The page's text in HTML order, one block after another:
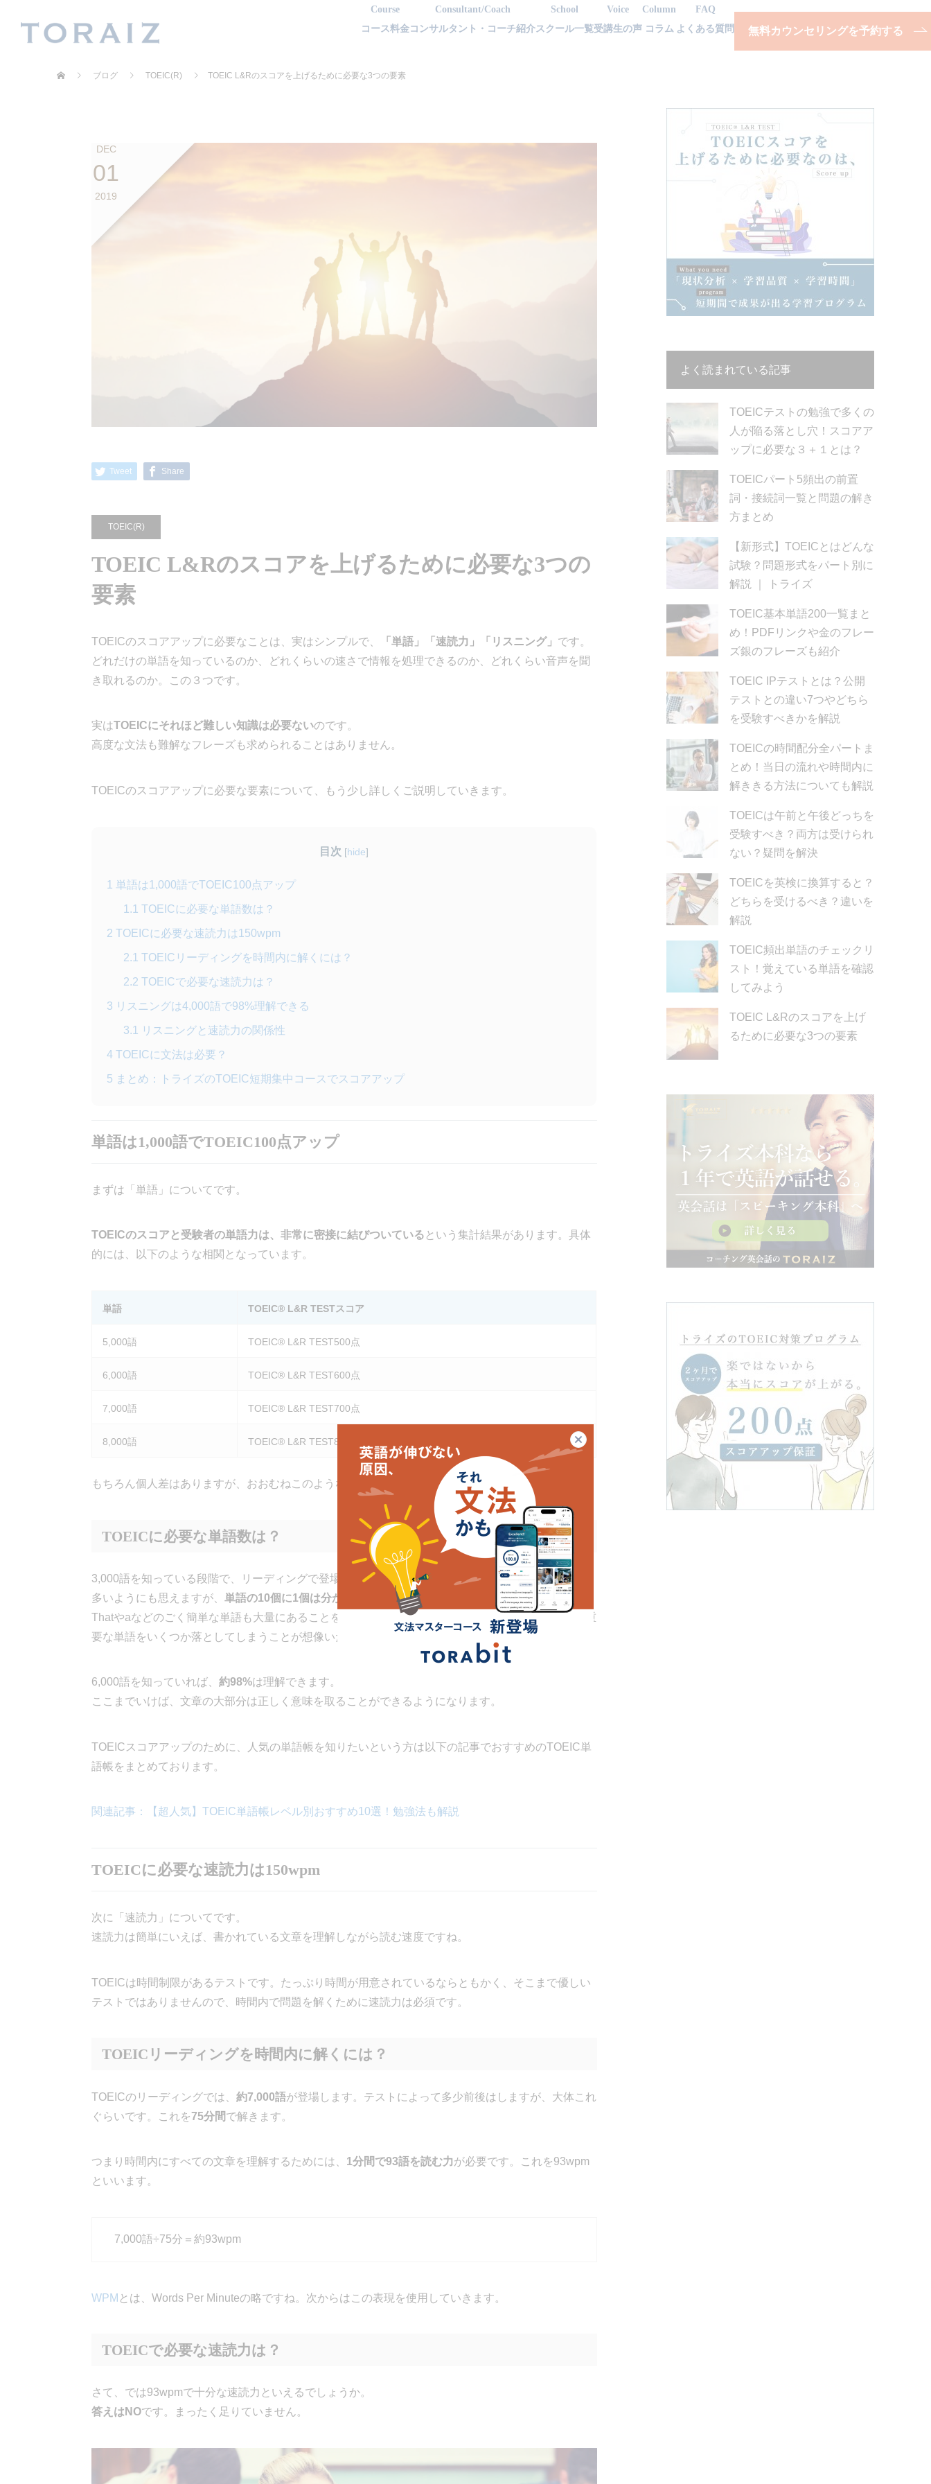
Course
コース料金
Consultant/Coach
コンサルタント・コーチ紹介
School
スクール一覧
Voice
受講生の声
Column
コラム
FAQ
よくある質問
無料カウンセリングを予約する
ブログ TOEIC(R) TOEIC L&Rのスコアを上げるために必要な3つの要素
DEC
01
2019
Tweet Share
TOEIC(R)
TOEIC L&Rのスコアを上げるために必要な3つの
要素
TOEICのスコアアップに必要なことは、実はシンプルで、 「単語」「速読力」「リスニング」 です。
どれだけの単語を知っているのか、どれくらいの速さで情報を処理できるのか、どれくらい音声を聞
き取れるのか。この３つです。
実はTOEICにそれほど難しい知識は必要ないのです。
高度な文法も難解なフレーズも求められることはありません。
TOEICのスコアアップに必要な要素について、もう少し詳しくご説明していきます。
目次 [hide]
1 単語は1,000語でTOEIC100点アップ
1.1 TOEICに必要な単語数は？
2 TOEICに必要な速読力は150wpm
2.1 TOEICリーディングを時間内に解くには？
2.2 TOEICで必要な速読力は？
3 リスニングは4,000語で98%理解できる
3.1 リスニングと速読力の関係性
4 TOEICに文法は必要？
5 まとめ：トライズのTOEIC短期集中コースでスコアアップ
単語は1,000語でTOEIC100点アップ
まずは「単語」についてです。
TOEICのスコアと受験者の単語力は、非常に密接に結びついている という集計結果があります。具体
的には、以下のような相関となっています。
単語 TOEIC® L&R TESTスコア
5,000語 TOEIC® L&R TEST500点
6,000語 TOEIC® L&R TEST600点
7,000語 TOEIC® L&R TEST700点
8,000語 TOEIC® L&R TEST800点
もちろん個人差はありますが、おおむねこのようなスコアに収まるようです。
TOEICに必要な単語数は？
3,000語を知っている段階で、リーディングで登場する単語の 約90%は理解できます。
多いようにも思えますが、 単語の10個に1個は分からない
という状態です。
Thatやaなどのごく簡単な単語も大量にあることを考えると、90%の理解では、文章を理解する上で重
要な単語をいくつか落としてしまうことが想像いただけるかと思います。
6,000語を知っていれば、 約98%は理解できます。
ここまでいけば、文章の大部分は正しく意味を取ることができるようになります。
TOEICスコアアップのために、人気の単語帳を知りたいという方は以下の記事でおすすめのTOEIC単
語帳をまとめております。
関連記事：【超人気】TOEIC単語帳レベル別おすすめ10選！勉強法も解説
TOEICに必要な速読力は150wpm
次に「速読力」についてです。
速読力は簡単にいえば、書かれている文章を理解しながら読む速度ですね。
TOEICは時間制限があるテストです。たっぷり時間が用意されているならともかく、そこまで優しい
テストではありませんので、時間内で問題を解くために速読力は必須です。
TOEICリーディングを時間内に解くには？
TOEICのリーディングでは、 約7,000語が登場します。テストによって多少前後はしますが、大体これ
ぐらいです。これを75分間で解きます。
つまり時間内にすべての文章を理解するためには、 1分間で93語を読む力が必要です。これを93wpm
といいます。
7,000語÷75分＝約93wpm
WPM とは、Words Per Minuteの略ですね。次からはこの表現を使用していきます。
TOEICで必要な速読力は？
さて、では93wpmで十分な速読力といえるでしょうか。
答えはNOです。まったく足りていません。
よく読まれている記事
TOEICテストの勉強で多くの
人が陥る落とし穴！スコアア
ップに必要な３＋１とは？
TOEICパート5頻出の前置
詞・接続詞一覧と問題の解き
方まとめ
【新形式】TOEICとはどんな
試験？問題形式をパート別に
解説 ｜ トライズ
TOEIC基本単語200一覧まと
め！PDFリンクや金のフレー
ズ銀のフレーズも紹介
TOEIC IPテストとは？公開
テストとの違い7つやどちら
を受験すべきかを解説
TOEICの時間配分全パートま
とめ！当日の流れや時間内に
解ききる方法についても解説
TOEICは午前と午後どっちを
受験すべき？両方は受けられ
ない？疑問を解決
TOEICを英検に換算すると？
どちらを受けるべき？違いを
解説
TOEIC頻出単語のチェックリ
スト！覚えている単語を確認
してみよう
TOEIC L&Rのスコアを上げ
るために必要な3つの要素
閉じる